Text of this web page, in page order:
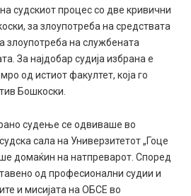
судскиот процес со две кривични
за злоупотреба на средствата
злоупотреба на службената
За најдобар судија избрана е
од истиот факултет, која го
Бошкоски.
судење се одвиваше во
сала на Универзитетот „Гоце
домаќин на натпреварот. Според
од професионални судии и
и мисијата на ОБСЕ во